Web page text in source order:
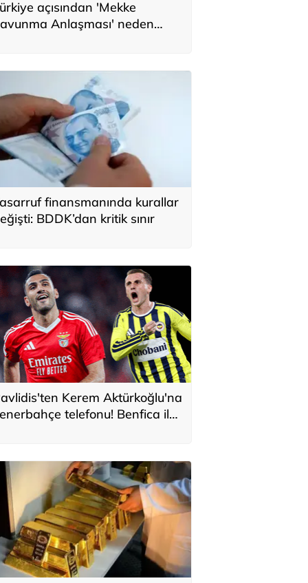
açısından 'Mekke
Anlaşması' neden
finansmanında kurallar
BDDK’dan kritik sınır
Kerem Aktürkoğlu'na
telefonu! Benfica ile